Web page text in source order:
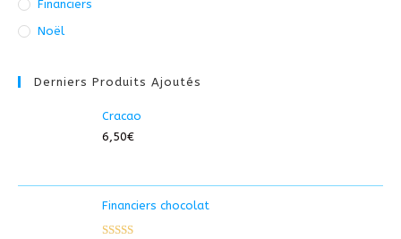
Financiers
Noël
Derniers Produits Ajoutés
Cracao
6,50€
Financiers chocolat